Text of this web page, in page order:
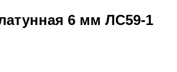
6 мм ЛС59-1